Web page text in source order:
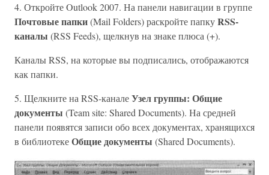
4. Откройте Outlook 2007. На панели навигации в группе
Почтовые папки(Mail Folders) раскройте папкуRSS-
каналы (RSS Feeds), щелкнув на знаке плюса (+).
Каналы RSS, на которые вы подписались, отображаются
как папки.
5. Щелкните на RSS-каналеУзел группы: Общие
документы (Team site: Shared Documents). На средней
панели появятся записи обо всех документах, хранящихся
в библиотекеОбщие документы (Shared Documents).